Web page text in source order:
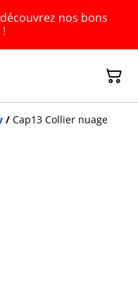
nos bons
/ Cap13 Collier nuage